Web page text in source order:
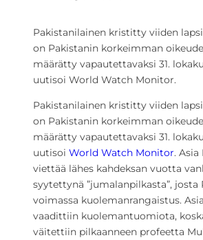
Pakistanilainen kristitty viiden
on Pakistanin korkeimman
määrätty vapautettavaksi 31.
uutisoi World Watch Monitor.
Pakistanilainen kristitty viiden
on Pakistanin korkeimman
määrätty vapautettavaksi 31.
uutisoi World Watch Monitor.
viettää lähes kahdeksan vuotta
syytettynä ”jumalanpilkasta”, josta
voimassa kuolemanrangaistus.
vaadittiin kuolemantuomiota,
väitettiin pilkaanneen profeetta